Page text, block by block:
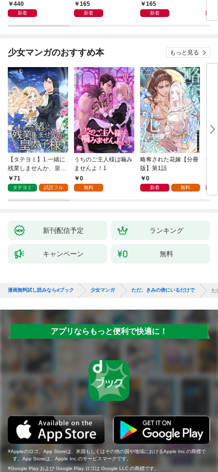
440
新着
165
新着
165
新着
少女マンガのおすすめ本 もっと見る
【タテヨミ】1.一緒に
残業しませんか、皇太
子様
71
タテヨミ 試読フル
うちのご主人様は噛み
ませんよ！1
0
無料
略奪された花嫁【分冊
版】第1話
0
新着 無料
余
新刊配信予定 ランキング
キャンペーン 無料
漫画無料試し読みならdブック 少女マンガ ただ、きみの傍にいるだけで た
アプリならもっと便利で快適に！
Appleのロゴ、App Storeは、米国もしくはその他の国や地域におけるApple Inc.の商標で
す。App Storeは、Apple Inc.のサービスマークです。
Google Play および Google Play ロゴは Google LLC の商標です。